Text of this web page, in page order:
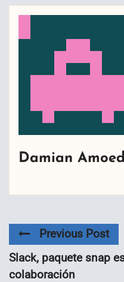
Damian
Previous Post
Slack, paquete snap
colaboración